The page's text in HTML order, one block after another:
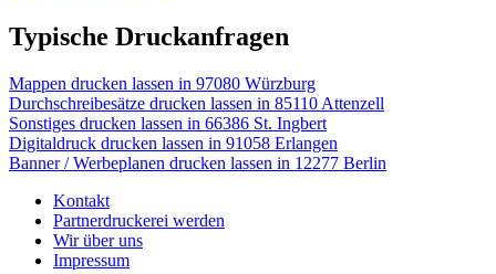
Typische Druckanfragen
Mappen drucken lassen in 97080 Würzburg
Durchschreibesätze drucken lassen in 85110 Attenzell
Sonstiges drucken lassen in 66386 St. Ingbert
Digitaldruck drucken lassen in 91058 Erlangen
Banner / Werbeplanen drucken lassen in 12277 Berlin
Kontakt
Partnerdruckerei werden
Wir über uns
Impressum